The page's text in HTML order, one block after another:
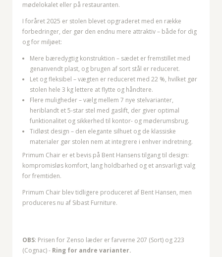
mødelokalet eller på restauranten.
I foråret 2025 er stolen blevet opgraderet med en række
forbedringer, der gør den endnu mere attraktiv – både for dig
og for miljøet:
Mere bæredygtig konstruktion – sædet er fremstillet med
genanvendt plast, og brugen af sort stål er reduceret.
Let og fleksibel – vægten er reduceret med 22 %, hvilket gør
stolen hele 3 kg lettere at flytte og håndtere.
Flere muligheder – vælg mellem 7 nye stelvarianter,
heriblandt et 5-star stel med gaslift, der giver optimal
funktionalitet og sikkerhed til kontor- og møderumsbrug.
Tidløst design – den elegante silhuet og de klassiske
materialer gør stolen nem at integrere i enhver indretning.
Primum Chair er et bevis på Bent Hansens tilgang til design:
kompromisløs komfort, lang holdbarhed og et ansvarligt valg
for fremtiden.
Primum Chair blev tidligere produceret af Bent Hansen, men
produceres nu af Sibast Furniture.
OBS: Prisen for Zenso læder er farverne 207 (Sort) og 223
(Cognac) - Ring for andre varianter.